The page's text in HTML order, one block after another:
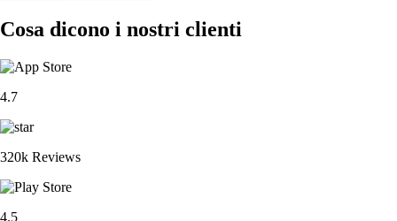
Cosa dicono i nostri clienti
4.7
320k Reviews
4.5